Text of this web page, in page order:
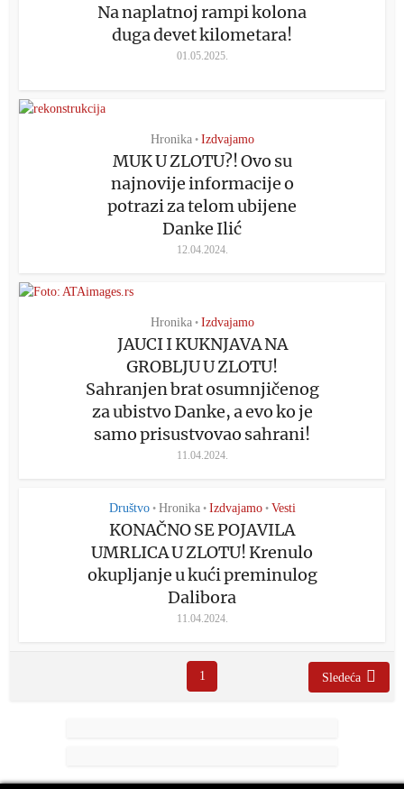
Na naplatnoj rampi kolona
duga devet kilometara!
01.05.2025.
Hronika • Izdvajamo
MUK U ZLOTU?! Ovo su
najnovije informacije o
potrazi za telom ubijene
Danke Ilić
12.04.2024.
Hronika • Izdvajamo
JAUCI I KUKNJAVA NA
GROBLJU U ZLOTU!
Sahranjen brat osumnjičenog
za ubistvo Danke, a evo ko je
samo prisustvovao sahrani!
11.04.2024.
Društvo • Hronika • Izdvajamo • Vesti
KONAČNO SE POJAVILA
UMRLICA U ZLOTU! Krenulo
okupljanje u kući preminulog
Dalibora
11.04.2024.
1 Sledeća